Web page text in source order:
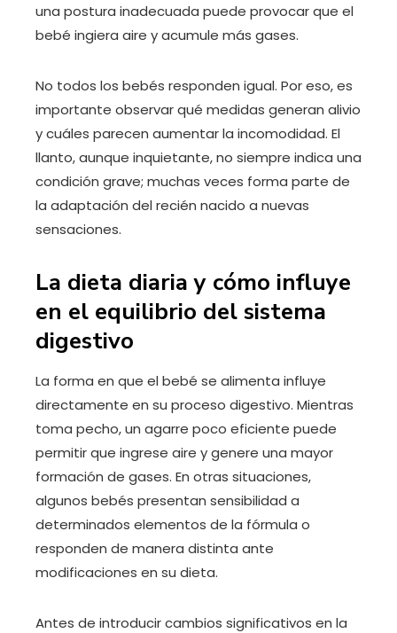
una postura inadecuada puede provocar que el
bebé ingiera aire y acumule más gases.
No todos los bebés responden igual. Por eso, es
importante observar qué medidas generan alivio
y cuáles parecen aumentar la incomodidad. El
llanto, aunque inquietante, no siempre indica una
condición grave; muchas veces forma parte de
la adaptación del recién nacido a nuevas
sensaciones.
La dieta diaria y cómo influye
en el equilibrio del sistema
digestivo
La forma en que el bebé se alimenta influye
directamente en su proceso digestivo. Mientras
toma pecho, un agarre poco eficiente puede
permitir que ingrese aire y genere una mayor
formación de gases. En otras situaciones,
algunos bebés presentan sensibilidad a
determinados elementos de la fórmula o
responden de manera distinta ante
modificaciones en su dieta.
Antes de introducir cambios significativos en la